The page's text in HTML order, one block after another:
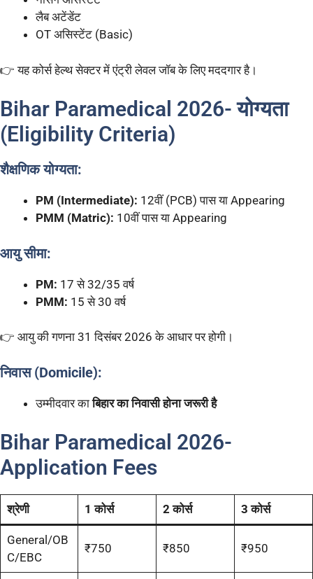
लैब अटेंडेंट
OT असिस्टेंट (Basic)
👉 यह कोर्स हेल्थ सेक्टर में एंट्री लेवल जॉब के लिए मददगार है।
Bihar Paramedical 2026- योग्यता
(Eligibility Criteria)
शैक्षणिक योग्यता:
PM (Intermediate): 12वीं (PCB) पास या Appearing
PMM (Matric): 10वीं पास या Appearing
आयु सीमा:
PM: 17 से 32/35 वर्ष
PMM: 15 से 30 वर्ष
👉 आयु की गणना 31 दिसंबर 2026 के आधार पर होगी।
निवास (Domicile):
उम्मीदवार काबिहार का निवासी होना जरूरी है
Bihar Paramedical 2026-
Application Fees
श्रेणी 1 कोर्स 2 कोर्स 3 कोर्स
General/OB
C/EBC
₹750 ₹850 ₹950